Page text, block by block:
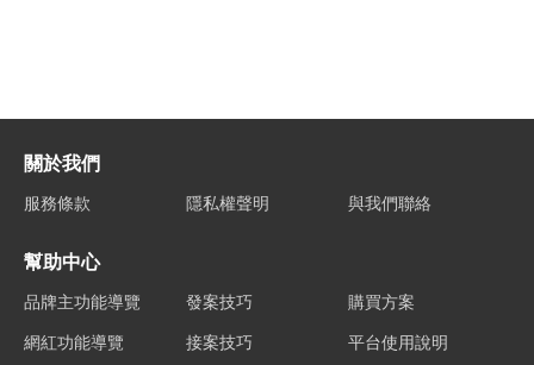
關於我們
服務條款 隱私權聲明 與我們聯絡
幫助中心
品牌主功能導覽 發案技巧
購買方案
網紅功能導覽
接案技巧 平台使用說明